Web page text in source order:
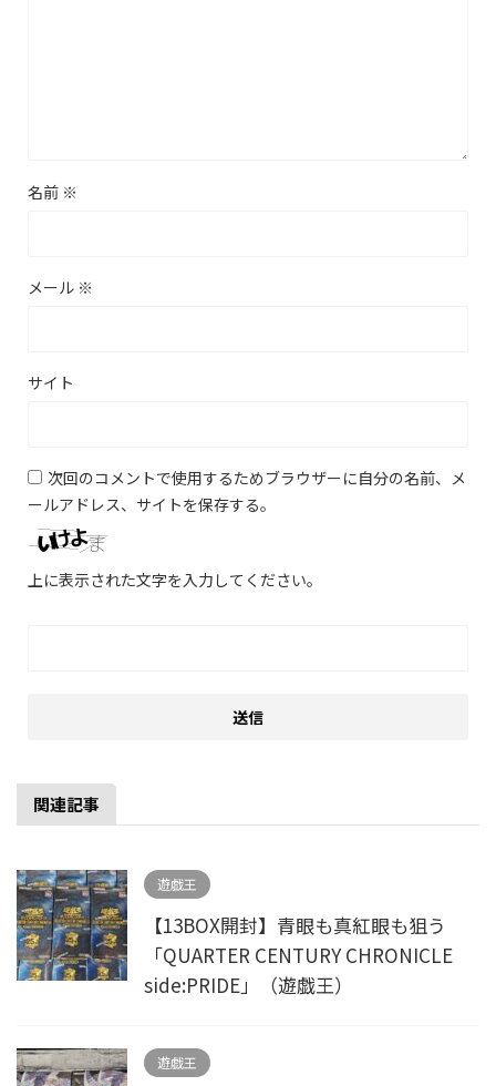
名前 ※
メール ※
サイト
次回のコメントで使用するためブラウザーに自分の名前、メ
ールアドレス、サイトを保存する。
上に表示された文字を入力してください。
関連記事
遊戯王
【13BOX開封】青眼も真紅眼も狙う
「QUARTER CENTURY CHRONICLE
side:PRIDE」（遊戯王）
遊戯王